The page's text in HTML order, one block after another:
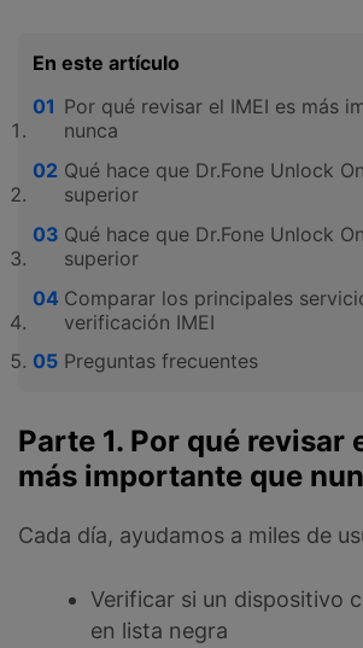
En este artículo
Por qué revisar el IMEI es más
nunca
Qué hace que Dr.Fone Unlock
superior
Qué hace que Dr.Fone Unlock
superior
Comparar los principales
verificación IMEI
Preguntas frecuentes
Parte 1. Por qué revisar
más importante que
Cada día, ayudamos a miles de
Verificar si un dispositivo
en lista negra